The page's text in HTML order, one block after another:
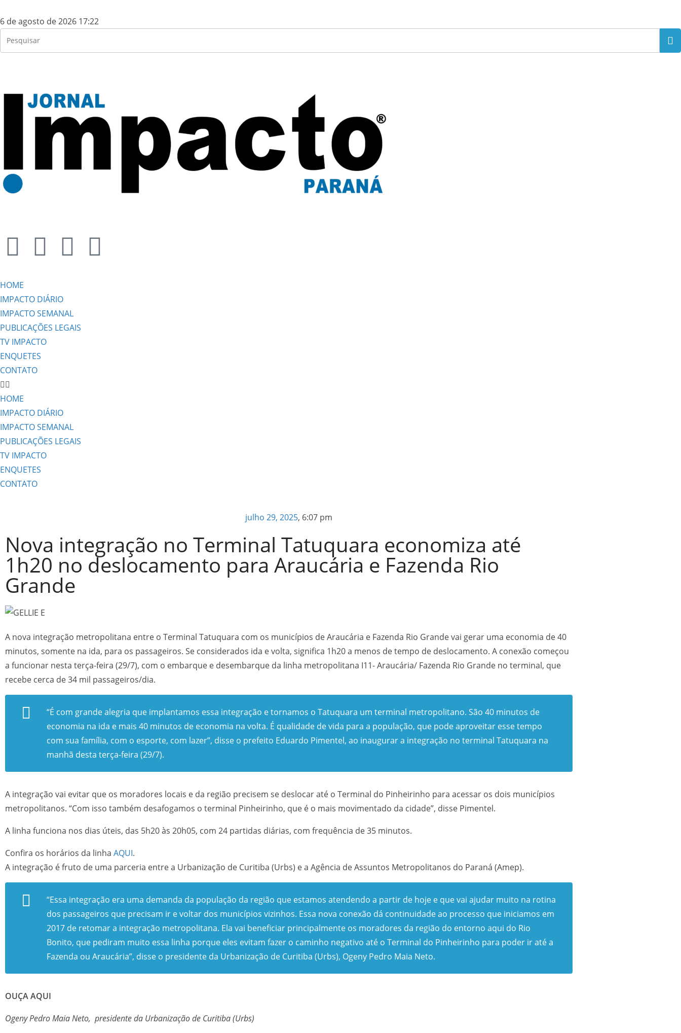
6 de agosto de 2026 17:22
HOME
IMPACTO DIÁRIO
IMPACTO SEMANAL
PUBLICAÇÕES LEGAIS
TV IMPACTO
ENQUETES
CONTATO
HOME
IMPACTO DIÁRIO
IMPACTO SEMANAL
PUBLICAÇÕES LEGAIS
TV IMPACTO
ENQUETES
CONTATO
julho 29, 2025, 6:07 pm
Nova integração no Terminal Tatuquara economiza até
1h20 no deslocamento para Araucária e Fazenda Rio
Grande
A nova integração metropolitana entre o Terminal Tatuquara com os municípios de Araucária e Fazenda Rio Grande vai gerar uma economia de 40
minutos, somente na ida, para os passageiros. Se considerados ida e volta, significa 1h20 a menos de tempo de deslocamento. A conexão começou
a funcionar nesta terça-feira (29/7), com o embarque e desembarque da linha metropolitana I11- Araucária/ Fazenda Rio Grande no terminal, que
recebe cerca de 34 mil passageiros/dia.
“É com grande alegria que implantamos essa integração e tornamos o Tatuquara um terminal metropolitano. São 40 minutos de
economia na ida e mais 40 minutos de economia na volta. É qualidade de vida para a população, que pode aproveitar esse tempo
com sua família, com o esporte, com lazer”, disse o prefeito Eduardo Pimentel, ao inaugurar a integração no terminal Tatuquara na
manhã desta terça-feira (29/7).
A integração vai evitar que os moradores locais e da região precisem se deslocar até o Terminal do Pinheirinho para acessar os dois municípios
metropolitanos. “Com isso também desafogamos o terminal Pinheirinho, que é o mais movimentado da cidade”, disse Pimentel.
A linha funciona nos dias úteis, das 5h20 às 20h05, com 24 partidas diárias, com frequência de 35 minutos.
Confira os horários da linha AQUI.
A integração é fruto de uma parceria entre a Urbanização de Curitiba (Urbs) e a Agência de Assuntos Metropolitanos do Paraná (Amep).
“Essa integração era uma demanda da população da região que estamos atendendo a partir de hoje e que vai ajudar muito na rotina
dos passageiros que precisam ir e voltar dos municípios vizinhos. Essa nova conexão dá continuidade ao processo que iniciamos em
2017 de retomar a integração metropolitana. Ela vai beneficiar principalmente os moradores da região do entorno aqui do Rio
Bonito, que pediram muito essa linha porque eles evitam fazer o caminho negativo até o Terminal do Pinheirinho para poder ir até a
Fazenda ou Araucária”, disse o presidente da Urbanização de Curitiba (Urbs), Ogeny Pedro Maia Neto.
OUÇA AQUI
Ogeny Pedro Maia Neto, presidente da Urbanização de Curitiba (Urbs)